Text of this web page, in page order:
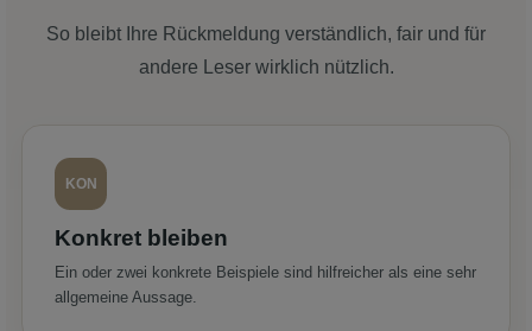
So bleibt Ihre Rückmeldung verständlich, fair und für
andere Leser wirklich nützlich.
KON
Konkret bleiben
Ein oder zwei konkrete Beispiele sind hilfreicher als eine sehr
allgemeine Aussage.